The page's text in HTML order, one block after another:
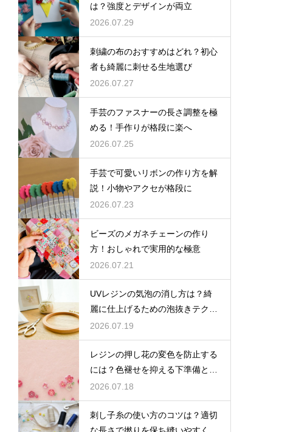
は？強度とデザインが両立
2026.07.29
刺繍の布のおすすめはどれ？初心
者も綺麗に刺せる生地選び
2026.07.27
手芸のファスナーの長さ調整を極
める！手作りが格段に楽へ
2026.07.25
手芸で可愛いリボンの作り方を解
説！小物やアクセが格段に
2026.07.23
ビーズのメガネチェーンの作り
方！おしゃれで実用的な極意
2026.07.21
UVレジンの気泡の消し方は？綺
麗に仕上げるための泡抜きテクニ
ック
2026.07.19
レジンの押し花の変色を防止する
には？色褪せを抑える下準備とU
Vカットの工夫
2026.07.18
刺し子糸の使い方のコツは？適切